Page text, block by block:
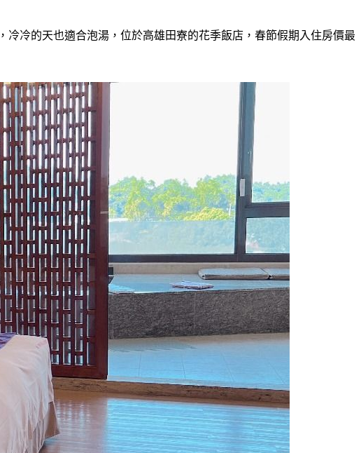
冷的天也適合泡湯，位於高雄田寮的花季飯店，春節假期入住房價最